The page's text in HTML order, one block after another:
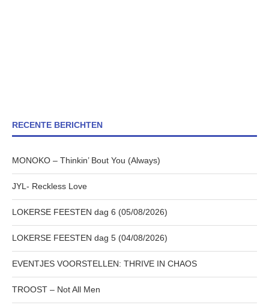
RECENTE BERICHTEN
MONOKO – Thinkin’ Bout You (Always)
JYL- Reckless Love
LOKERSE FEESTEN dag 6 (05/08/2026)
LOKERSE FEESTEN dag 5 (04/08/2026)
EVENTJES VOORSTELLEN: THRIVE IN CHAOS
TROOST – Not All Men